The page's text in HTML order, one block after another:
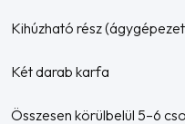
Kihúzható rész
Két darab karfa
Összesen körülbelül 5–6